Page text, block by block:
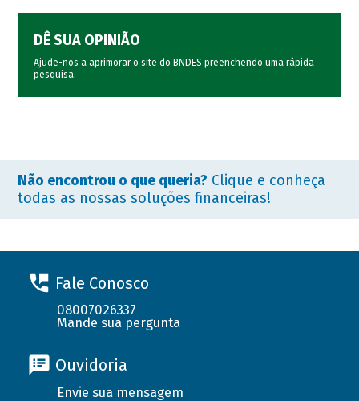
DÊ SUA OPINIÃO
Ajude-nos a aprimorar o site do BNDES preenchendo uma rápida
pesquisa.
Não encontrou o que queria? Clique e conheça
todas as nossas soluções financeiras!
Fale Conosco
08007026337
Mande sua pergunta
Ouvidoria
Envie sua mensagem